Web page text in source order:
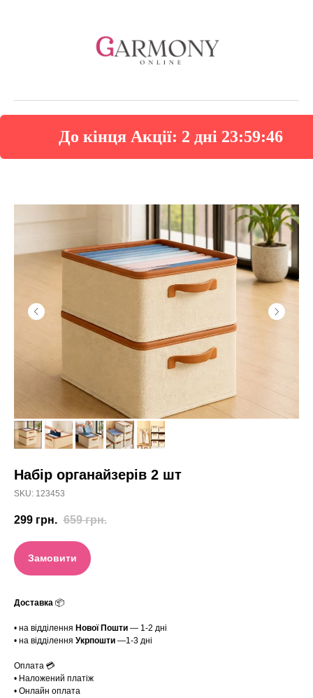
До кінця Акції: 2 дні 23:59:44
Набір органайзерів 2 шт
SKU: 123453
299 грн. 659 грн.
Замовити
Доставка 📦
• на відділення Нової Пошти — 1-2 дні
• на відділення Укрпошти —1-3 дні
Оплата 💳
• Наложений платіж
• Онлайн оплата